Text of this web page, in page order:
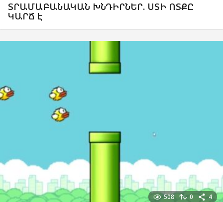
ՏՐԱՄԱԲԱՆԱԿԱՆ ԽՆԴԻՐՆԵՐ. ՍՏԻ ՈՏՔԸ
ԿԱՐՃ Է
508 0 4